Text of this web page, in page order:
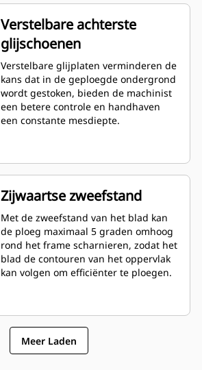
Verstelbare achterste
glijschoenen
Verstelbare glijplaten verminderen de
kans dat in de geploegde ondergrond
wordt gestoken, bieden de machinist
een betere controle en handhaven
een constante mesdiepte.
Zijwaartse zweefstand
Met de zweefstand van het blad kan
de ploeg maximaal 5 graden omhoog
rond het frame scharnieren, zodat het
blad de contouren van het oppervlak
kan volgen om efficiënter te ploegen.
Meer Laden